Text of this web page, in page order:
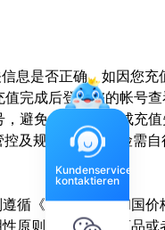
息是否正确，如因您
完成后登陆您的帐号
避免由于顶号造成充
及规则处罚等风险需
循《中华人民共和国
原则，依据相关商品
Kundenservice
kontaktieren